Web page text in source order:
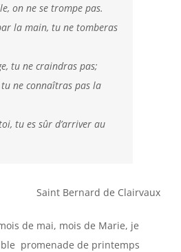
on ne se trompe pas.
la main, tu ne tomberas
tu ne craindras pas;
ne connaîtras pas la
tu es sûr d’arriver au
Saint Bernard de Clairvaux
de mai, mois de Marie, je
promenade de printemps